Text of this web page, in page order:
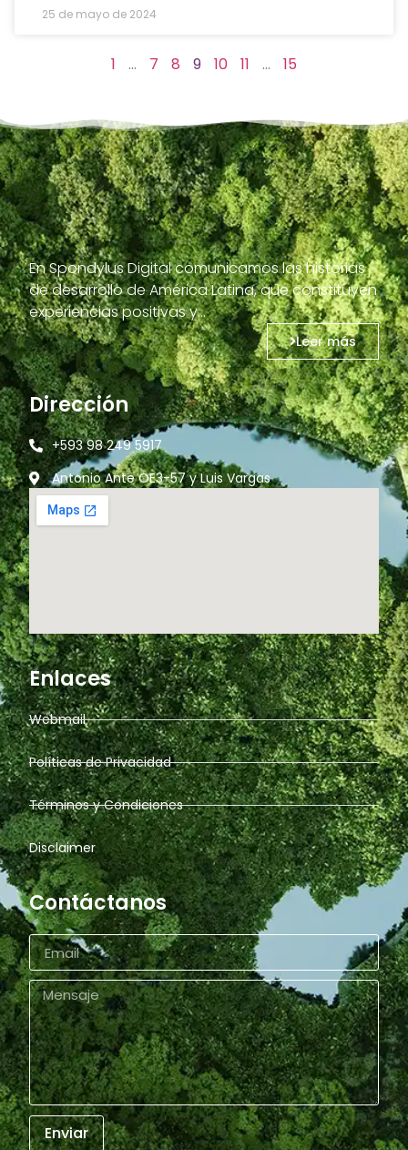
25 de mayo de 2024
1 … 7 8 9 10 11 … 15
En Spondylus Digital comunicamos las historias
de desarrollo de América Latina, que constituyen
experiencias positivas y…
Leer más
Dirección
+593 98 249 5917
Antonio Ante OE3-57 y Luis Vargas
Enlaces
Webmail
Políticas de Privacidad
Términos y Condiciones
Disclaimer
Contáctanos
Enviar